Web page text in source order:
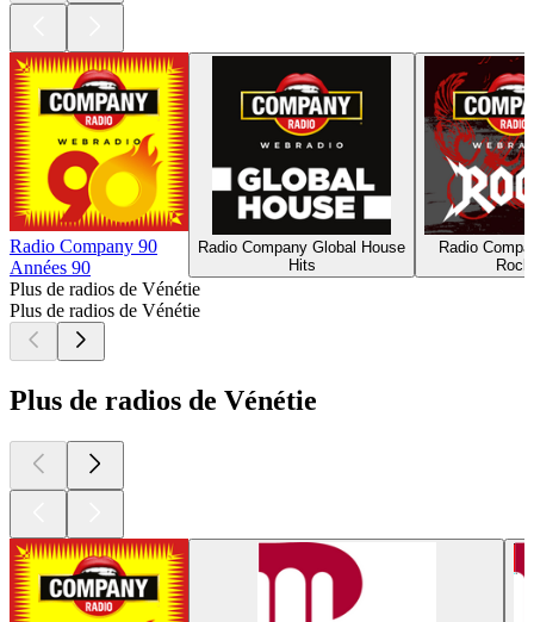
Radio Company 90
Années 90
Radio Company Global House
Hits
Radio
Rock
Plus de radios de Vénétie
Plus de radios de Vénétie
Plus de radios de Vénétie